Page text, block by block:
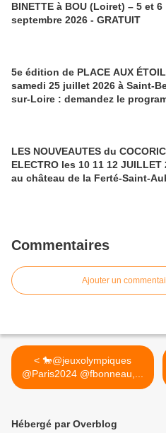
BINETTE à BOU (Loiret) – 5 et 6
septembre 2026 - GRATUIT
5e édition de PLACE AUX
samedi 25 juillet 2026 à Saint-
sur-Loire : demandez le
LES NOUVEAUTES du
ELECTRO les 10 11 12 JUILLET
au château de la Ferté-Saint-
Commentaires
Ajouter un
< 🐎@jeuxolympiques
@Paris2024 @fbonneau,...
Hébergé par Overblog